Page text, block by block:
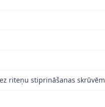
riteņu stiprināšanas skrūvēm